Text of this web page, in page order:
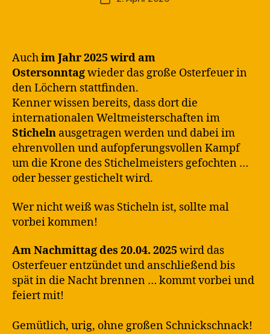
a
Auchim Jahr 2025 wird am
Ostersonntagwieder das große Osterfeuer in
den Löchern stattfinden.
Kenner wissen bereits, dass dort die
internationalen Weltmeisterschaften im
Sticheln ausgetragen werden und dabei im
ehrenvollen und aufopferungsvollen Kampf
um die Krone des Stichelmeisters gefochten …
oder besser gestichelt wird.
Wer nicht weiß was Sticheln ist, sollte mal
vorbei kommen!
Am Nachmittag des 20.04. 2025 wird das
Osterfeuer entzündet und anschließend bis
spät in die Nacht brennen … kommt vorbei und
feiert mit!
Gemütlich, urig, ohne großen Schnickschnack!